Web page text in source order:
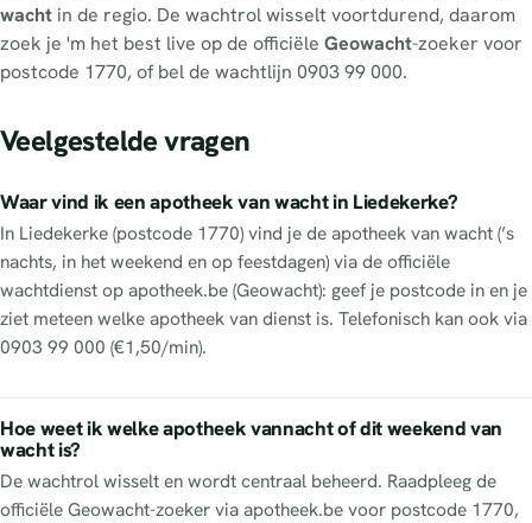
wacht in de regio. De wachtrol wisselt voortdurend, daarom
zoek je 'm het best live op de officiële Geowacht-zoeker voor
postcode 1770, of bel de wachtlijn 0903 99 000.
Veelgestelde vragen
Waar vind ik een apotheek van wacht in Liedekerke?
In Liedekerke (postcode 1770) vind je de apotheek van wacht (’s
nachts, in het weekend en op feestdagen) via de officiële
wachtdienst op apotheek.be (Geowacht): geef je postcode in en je
ziet meteen welke apotheek van dienst is. Telefonisch kan ook via
0903 99 000 (€1,50/min).
Hoe weet ik welke apotheek vannacht of dit weekend van
wacht is?
De wachtrol wisselt en wordt centraal beheerd. Raadpleeg de
officiële Geowacht-zoeker via apotheek.be voor postcode 1770,